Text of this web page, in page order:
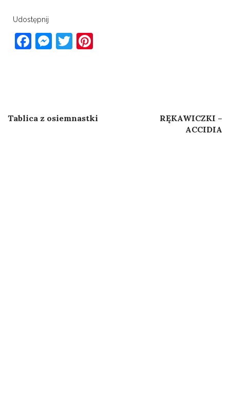
Udostępnij
Facebook
Messenger
Twitter
Post
Tablica z osiemnastki
RĘKAWICZKI –
ACCIDIA